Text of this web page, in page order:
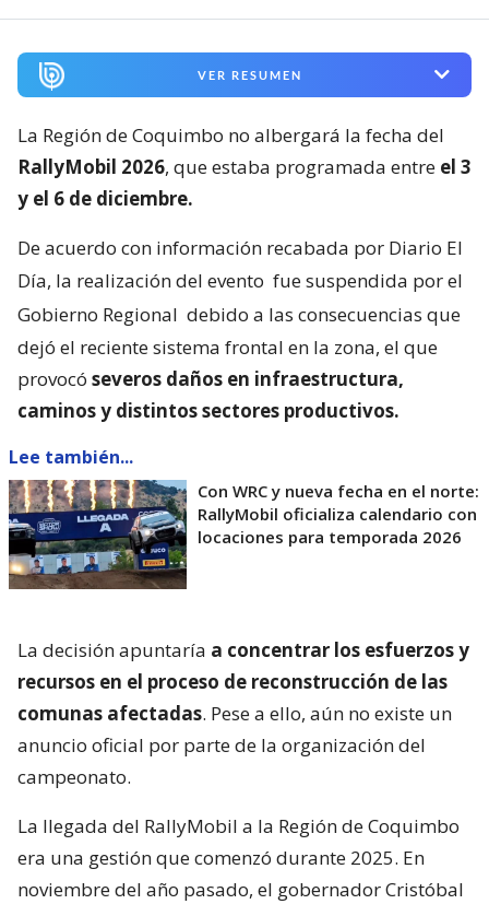
VER RESUMEN
La Región de Coquimbo no albergará la fecha del
RallyMobil 2026, que estaba programada entre el 3
y el 6 de diciembre.
De acuerdo con información recabada por Diario El
Día, la realización del evento fue suspendida por el
Gobierno Regional debido a las consecuencias que
dejó el reciente sistema frontal en la zona, el que
provocó severos daños en infraestructura,
caminos y distintos sectores productivos.
Lee también...
Con WRC y nueva fecha en el norte:
RallyMobil oficializa calendario con
locaciones para temporada 2026
La decisión apuntaría a concentrar los esfuerzos y
recursos en el proceso de reconstrucción de las
comunas afectadas. Pese a ello, aún no existe un
anuncio oficial por parte de la organización del
campeonato.
La llegada del RallyMobil a la Región de Coquimbo
era una gestión que comenzó durante 2025. En
noviembre del año pasado, el gobernador Cristóbal